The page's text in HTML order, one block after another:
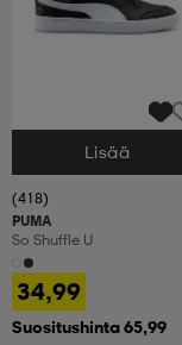
Valitse Koko
Lisää
(418)
PUMA
So Shuffle U
34,99
Suositushinta 65,99